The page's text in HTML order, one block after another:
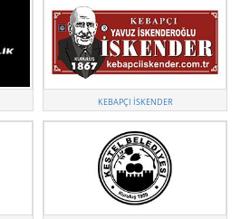
KEBAPÇI İSKENDER